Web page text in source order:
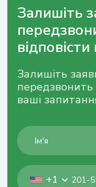
Залишіть
Залишіть
передзвонить
ваші
+1